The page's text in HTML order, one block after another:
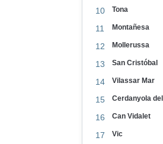
10 Tona
11 Montañesa
12 Mollerussa
13 San Cristóbal
14 Vilassar Mar
15 Cerdanyola
16 Can Vidalet
17 Vic